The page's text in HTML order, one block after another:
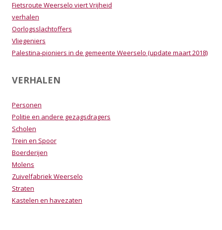
Fietsroute Weerselo viert Vrijheid
verhalen
Oorlogsslachtoffers
Vliegeniers
Palestina-pioniers in de gemeente Weerselo (update maart 2018)
VERHALEN
Personen
Politie en andere gezagsdragers
Scholen
Trein en Spoor
Boerderijen
Molens
Zuivelfabriek Weerselo
Straten
Kastelen en havezaten